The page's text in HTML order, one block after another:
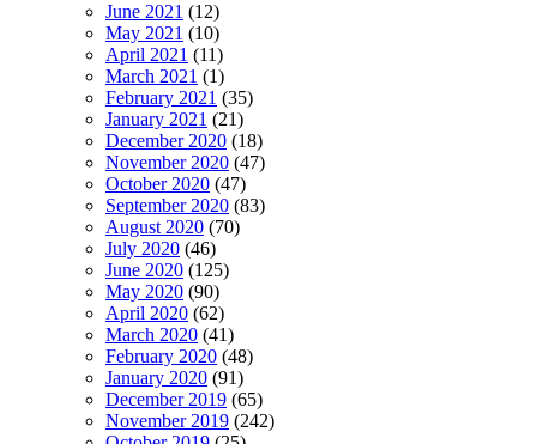
June 2021 (12)
May 2021 (10)
April 2021 (11)
March 2021 (1)
February 2021 (35)
January 2021 (21)
December 2020 (18)
November 2020 (47)
October 2020 (47)
September 2020 (83)
August 2020 (70)
July 2020 (46)
June 2020 (125)
May 2020 (90)
April 2020 (62)
March 2020 (41)
February 2020 (48)
January 2020 (91)
December 2019 (65)
November 2019 (242)